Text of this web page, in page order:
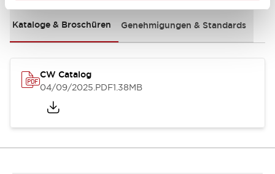
Kataloge & Broschüren Genehmigungen & Standards
CW Catalog
04/09/2025.PDF1.38MB